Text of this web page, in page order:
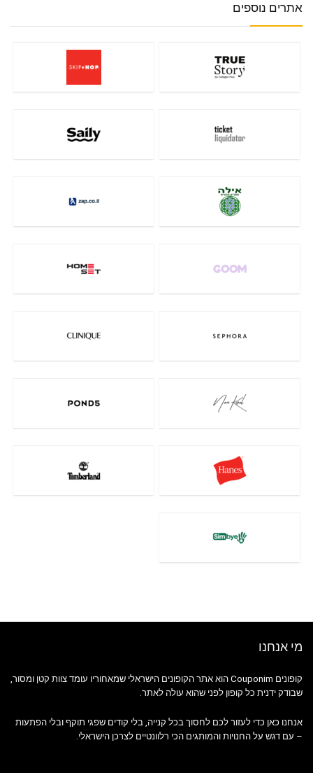
אתרים נוספים
מי אנחנו
קופונים Couponim הוא אתר הקופונים הישראלי שמאחוריו עומד צוות קטן ומסור,
שבודק ידנית כל קופון לפני שהוא עולה לאתר.
אנחנו כאן כדי לעזור לכם לחסוך בכל קנייה, בלי קודים שפגי תוקף ובלי הפתעות
– עם דגש על החנויות והמותגים הכי רלוונטיים לצרכן הישראלי.